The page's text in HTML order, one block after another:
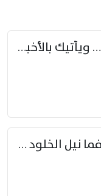
ستبدي لك الأيام ما كنت جاهلا … ويأتيك بالأخبار من لم تزوّد
فصبرا في مجال الموت صبرا … فما نيل الخلود بمستطاع